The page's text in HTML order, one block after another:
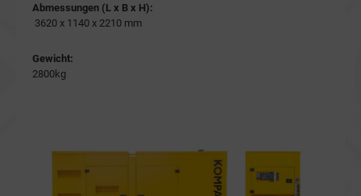
Abmessungen (L x B x H):
3620 x 1140 x 2210 mm
Gewicht:
2800kg